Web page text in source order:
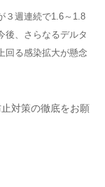
３週連続で1.6～1.8
後、さらなるデルタ
回る感染拡大が懸念
対策の徹底をお願